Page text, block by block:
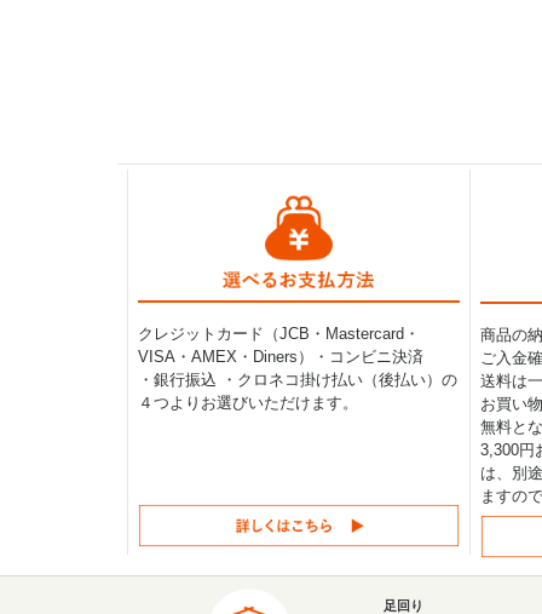
クレジットカード（JCB・Mastercard・
VISA・AMEX・Diners）・コンビニ決済
・銀行振込 ・クロネコ掛け払い（後払い）の
４つよりお選びいただけます。
商品の
ご入金
送料は
お買い
無料と
3,300円
は、別
ますの
足回り